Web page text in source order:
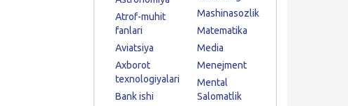
Atrof-muhit
fanlari
Aviatsiya
Axborot
texnologiyalari
Bank ishi
Mashinasozlik
Matematika
Media
Menejment
Mental
Salomatlik